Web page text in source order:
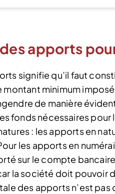
apports
signifie qu’il faut
montant minimum
de manière
fonds nécessaires
: les apports en
les apports en
sur le compte
la société doit pouvoir
des apports n’est pas